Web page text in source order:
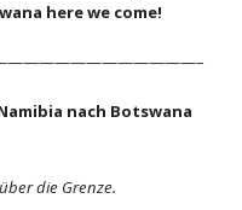
here we come!
nach Botswana
die Grenze.